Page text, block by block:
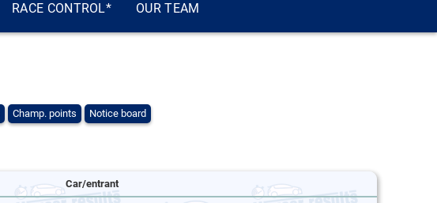
RACE CONTROL* OUR TEAM
Champ. points Notice board
Car/entrant